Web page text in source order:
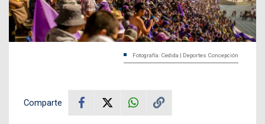
Fotografía: Cedida | Deportes Concepción
Comparte